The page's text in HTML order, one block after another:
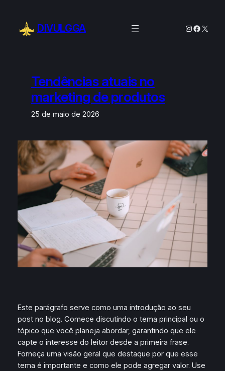
DIVULGGA Instagram
X
Tendências atuais no
marketing de produtos
25 de maio de 2026
Este parágrafo serve como uma introdução ao seu
post no blog. Comece discutindo o tema principal ou o
tópico que você planeja abordar, garantindo que ele
capte o interesse do leitor desde a primeira frase.
Forneça uma visão geral que destaque por que esse
tema é importante e como ele pode agregar valor. Use